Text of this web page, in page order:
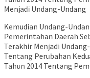
Menjadi Undang-Undang
Kemudian Undang-
Pemerintahan Daerah
Terakhir Menjadi
Tentang Perubahan
Tahun 2014 Tentang